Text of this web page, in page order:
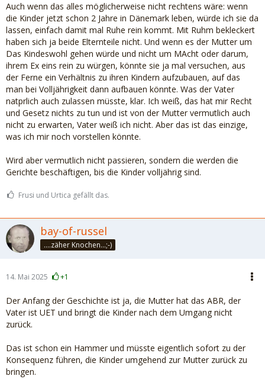
Auch wenn das alles möglicherweise nicht rechtens wäre: wenn
die Kinder jetzt schon 2 Jahre in Dänemark leben, würde ich sie da
lassen, einfach damit mal Ruhe rein kommt. Mit Ruhm bekleckert
haben sich ja beide Elternteile nicht. Und wenn es der Mutter um
Das Kindeswohl gehen würde und nicht um MAcht oder darum,
ihrem Ex eins rein zu würgen, könnte sie ja mal versuchen, aus
der Ferne ein Verhältnis zu ihren Kindern aufzubauen, auf das
man bei Volljährigkeit dann aufbauen könnte. Was der Vater
natprlich auch zulassen müsste, klar. Ich weiß, das hat mir Recht
und Gesetz nichts zu tun und ist von der Mutter vermutlich auch
nicht zu erwarten, Vater weiß ich nicht. Aber das ist das einzige,
was ich mir noch vorstellen könnte.
Wird aber vermutlich nicht passieren, sondern die werden die
Gerichte beschäftigen, bis die Kinder volljährig sind.
Frusi und Urtica gefällt das.
bay-of-russel
....zäher Knochen...;-)
14. Mai 2025 +1
Der Anfang der Geschichte ist ja, die Mutter hat das ABR, der
Vater ist UET und bringt die Kinder nach dem Umgang nicht
zurück.
Das ist schon ein Hammer und müsste eigentlich sofort zu der
Konsequenz führen, die Kinder umgehend zur Mutter zurück zu
bringen.